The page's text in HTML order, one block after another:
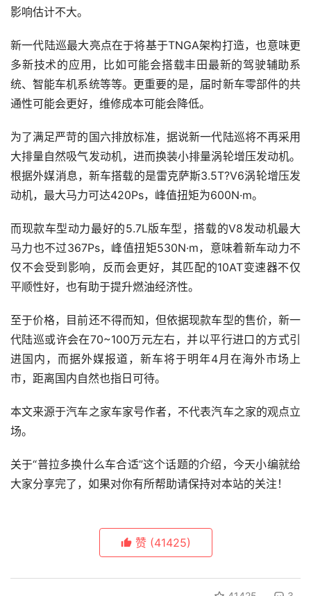
影响估计不大。
新一代陆巡最大亮点在于将基于TNGA架构打造，也意味更
多新技术的应用，比如可能会搭载丰田最新的驾驶辅助系
统、智能车机系统等等。更重要的是，届时新车零部件的共
通性可能会更好，维修成本可能会降低。
为了满足严苛的国六排放标准，据说新一代陆巡将不再采用
大排量自然吸气发动机，进而换装小排量涡轮增压发动机。
根据外媒消息，新车搭载的是雷克萨斯3.5T?V6涡轮增压发
动机，最大马力可达420Ps，峰值扭矩为600N·m。
而现款车型动力最好的5.7L版车型，搭载的V8发动机最大
马力也不过367Ps，峰值扭矩530N·m，意味着新车动力不
仅不会受到影响，反而会更好，其匹配的10AT变速器不仅
平顺性好，也有助于提升燃油经济性。
至于价格，目前还不得而知，但依据现款车型的售价，新一
代陆巡或许会在70~100万元左右，并以平行进口的方式引
进国内，而据外媒报道，新车将于明年4月在海外市场上
市，距离国内自然也指日可待。
本文来源于汽车之家车家号作者，不代表汽车之家的观点立
场。
关于“普拉多换什么车合适”这个话题的介绍，今天小编就给
大家分享完了，如果对你有所帮助请保持对本站的关注！
赞 (41425)